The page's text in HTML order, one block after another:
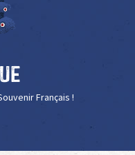
Français !